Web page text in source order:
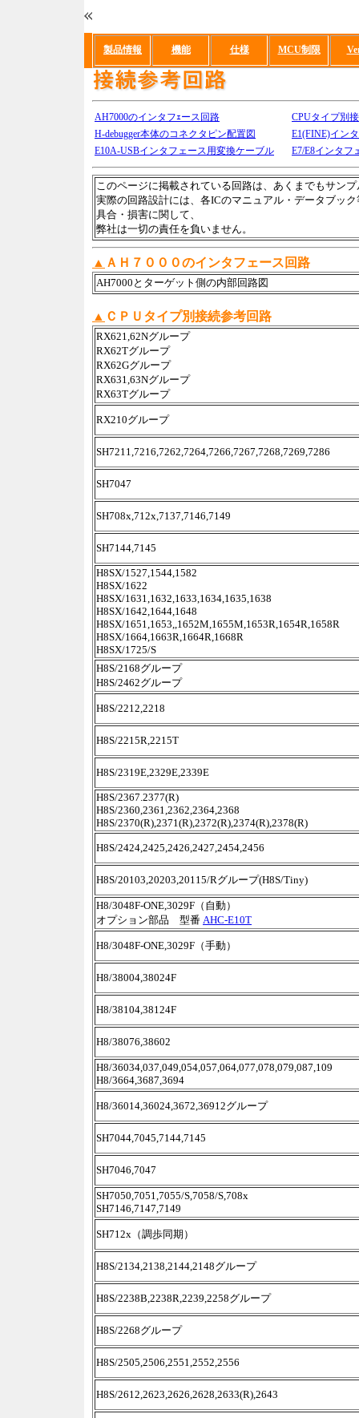
製品情報 機能 仕様 MCU制限
AH7000のインタフｪース回路
CPUタイプ別
H-debugger本体のコネクタピン配置図
E1(FINE)イン
E10A-USBインタフェース用変換ケーブル
E7/E8インタフ
このページに掲載されている回路は、あくまでもサン
実際の回路設計には、各ICのマニュアル・データブッ
具合・損害に関して、
弊社は一切の責任を負いません。
▲ ＡＨ７０００のインタフェース回路
AH7000とターゲット側の内部回路図
▲ ＣＰＵタイプ別接続参考回路
RX621,62Nグループ
RX62Tグループ
RX62Gグループ
RX631,63Nグループ
RX63Tグループ
RX210グループ
SH7211,7216,7262,7264,7266,7267,7268,7269,7286
SH7047
SH708x,712x,7137,7146,7149
SH7144,7145
H8SX/1527,1544,1582
H8SX/1622
H8SX/1631,1632,1633,1634,1635,1638
H8SX/1642,1644,1648
H8SX/1651,1653,,1652M,1655M,1653R,1654R,1658R
H8SX/1664,1663R,1664R,1668R
H8SX/1725/S
H8S/2168グループ
H8S/2462グループ
H8S/2212,2218
H8S/2215R,2215T
H8S/2319E,2329E,2339E
H8S/2367.2377(R)
H8S/2360,2361,2362,2364,2368
H8S/2370(R),2371(R),2372(R),2374(R),2378(R)
H8S/2424,2425,2426,2427,2454,2456
H8S/20103,20203,20115/Rグループ(H8S/Tiny)
H8/3048F-ONE,3029F（自動）
オプション部品 型番 AHC-E10T
H8/3048F-ONE,3029F（手動）
H8/38004,38024F
H8/38104,38124F
H8/38076,38602
H8/36034,037,049,054,057,064,077,078,079,087,109
H8/3664,3687,3694
H8/36014,36024,3672,36912グループ
SH7044,7045,7144,7145
SH7046,7047
SH7050,7051,7055/S,7058/S,708x
SH7146,7147,7149
SH712x（調歩同期）
H8S/2134,2138,2144,2148グループ
H8S/2238B,2238R,2239,2258グループ
H8S/2268グループ
H8S/2505,2506,2551,2552,2556
H8S/2612,2623,2626,2628,2633(R),2643